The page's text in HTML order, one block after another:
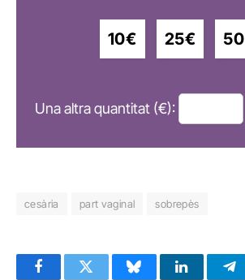
10€ 25€
Una altra quantitat (€):
cesària part vaginal sobrepès